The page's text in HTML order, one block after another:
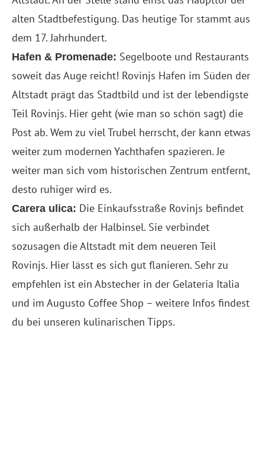
alten Stadtbefestigung. Das heutige Tor stammt aus
dem 17. Jahrhundert.
Hafen & Promenade: Segelboote und Restaurants
soweit das Auge reicht! Rovinjs Hafen im Süden der
Altstadt prägt das Stadtbild und ist der lebendigste
Teil Rovinjs. Hier geht (wie man so schön sagt) die
Post ab. Wem zu viel Trubel herrscht, der kann etwas
weiter zum modernen Yachthafen spazieren. Je
weiter man sich vom historischen Zentrum entfernt,
desto ruhiger wird es.
Carera ulica: Die Einkaufsstraße Rovinjs befindet
sich außerhalb der Halbinsel. Sie verbindet
sozusagen die Altstadt mit dem neueren Teil
Rovinjs. Hier lässt es sich gut flanieren. Sehr zu
empfehlen ist ein Abstecher in der Gelateria Italia
und im Augusto Coffee Shop – weitere Infos findest
du bei unseren kulinarischen Tipps.